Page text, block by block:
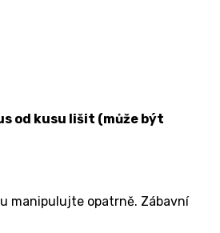
od kusu lišit (může být
manipulujte opatrně. Zábavní